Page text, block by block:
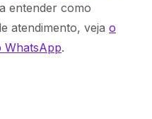
entender como
atendimento, veja o
WhatsApp.